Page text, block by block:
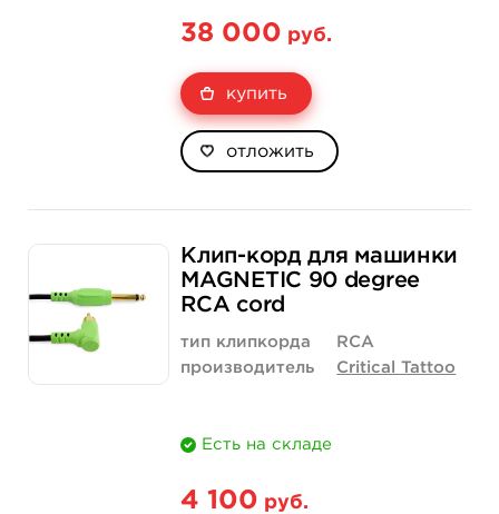
38 000 руб.
купить
отложить
Клип-корд для машинки
MAGNETIC 90 degree
RCA cord
тип клипкорда
RCA
производитель
Critical Tattoo
Есть на складе
4 100 руб.